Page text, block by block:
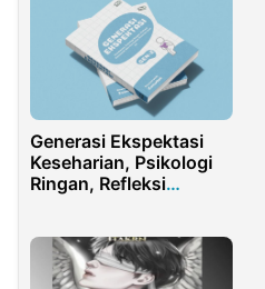
Pascamelahirkan
Generasi Ekspektasi
Keseharian, Psikologi
Ringan, Refleksi
Saat Ini.